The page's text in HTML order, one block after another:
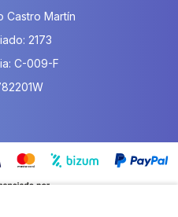
Castro Martín
2173
C-009-F